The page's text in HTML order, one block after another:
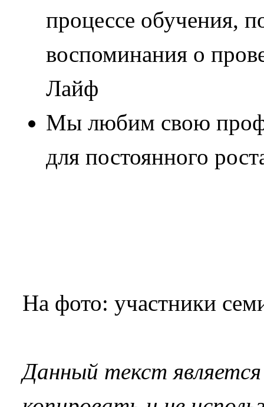
процессе обучения,
воспоминания о
Лайф
Мы любим свою
для постоянного
На фото: участники
Данный текст